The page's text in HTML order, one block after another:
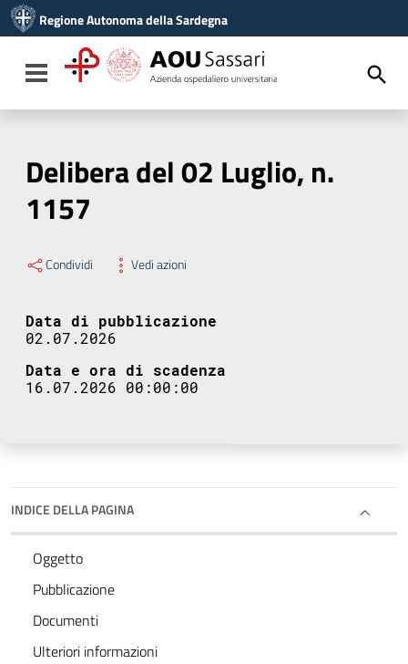
Vai al menu di navigazione
Vai al footer
Regione Autonoma della Sardegna
Toggle navigation
Delibera del 02 Luglio, n.
1157
Condividi Vedi azioni
Data di pubblicazione
02.07.2026
Data e ora di scadenza
16.07.2026 00:00:00
INDICE DELLA PAGINA
Oggetto
Pubblicazione
Documenti
Ulteriori informazioni